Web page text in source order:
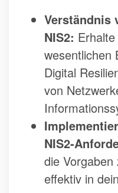
Verständnis
NIS2:
wesentlichen
Digital
von
NIS2-
die
effektiv in